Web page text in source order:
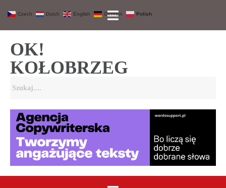
OK!
KOŁOBRZEG
Czech Dutch English German Polish